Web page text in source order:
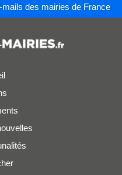
des mairies de France